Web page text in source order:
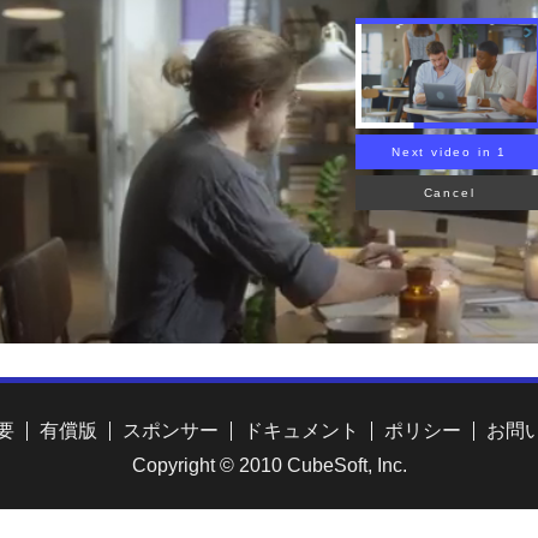
有償版 スポンサー ドキュメント ポリシー
お問
Copyright © 2010 CubeSoft, Inc.